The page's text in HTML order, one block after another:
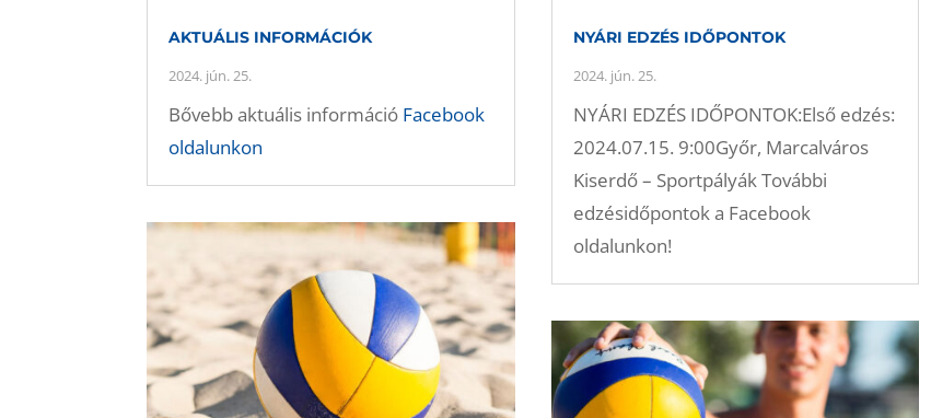
AKTUÁLIS INFORMÁCIÓK
2024. jún. 25.
Bővebb aktuális információ Facebook
oldalunkon
NYÁRI EDZÉS IDŐPONTOK
2024. jún. 25.
NYÁRI EDZÉS IDŐPONTOK:Első edzés:
2024.07.15. 9:00Győr, Marcalváros
Kiserdő – Sportpályák További
edzésidőpontok a Facebook
oldalunkon!